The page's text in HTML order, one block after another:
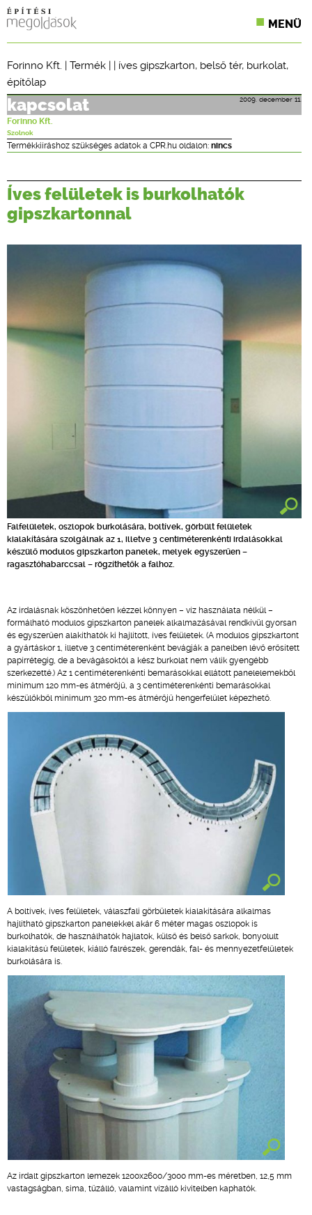
MENÜ
CPR TERMÉKKIÍRÁS
ÉPÍTÉSI JOG
ONLINE KÉPZÉSEK
TERVEZÉSI SEGÉDLETEK
Forinno Kft. | Termék | | íves gipszkarton, belső tér, burkolat,
építőlap
2009. december 11.
kapcsolat
Forinno Kft.
Szolnok
Termékkiíráshoz szükséges adatok a CPR.hu oldalon: nincs
Íves felületek is burkolhatók
gipszkartonnal
Falfelületek, oszlopok burkolására, boltívek, görbült felületek
kialakítására szolgálnak az 1, illetve 3 centiméterenkénti irdalásokkal
készülő modulos gipszkarton panelek, melyek egyszerűen –
ragasztóhabarccsal – rögzíthetők a falhoz.
Az irdalásnak köszönhetően kézzel könnyen – víz használata nélkül –
formálható modulos gipszkarton panelek alkalmazásával rendkívül gyorsan
és egyszerűen alakíthatók ki hajlított, íves felületek. (A modulos gipszkartont
a gyártáskor 1, illetve 3 centiméterenként bevágják a panelben lévő erősített
papírrétegig, de a bevágásoktól a kész burkolat nem válik gyengébb
szerkezetté.) Az 1 centiméterenkénti bemarásokkal ellátott panelelemekből
minimum 120 mm-es átmérőjű, a 3 centiméterenkénti bemarásokkal
készülőkből minimum 320 mm-es átmérőjű hengerfelület képezhető.
A boltívek, íves felületek, válaszfali görbületek kialakítására alkalmas
hajlítható gipszkarton panelekkel akár 6 méter magas oszlopok is
burkolhatók, de használhatók hajlatok, külső és belső sarkok, bonyolult
kialakítású felületek, kiálló falrészek, gerendák, fal- és mennyezetfelületek
burkolására is.
Az irdalt gipszkarton lemezek 1200x2600/3000 mm-es méretben, 12,5 mm
vastagságban, sima, tűzálló, valamint vízálló kivitelben kaphatók.